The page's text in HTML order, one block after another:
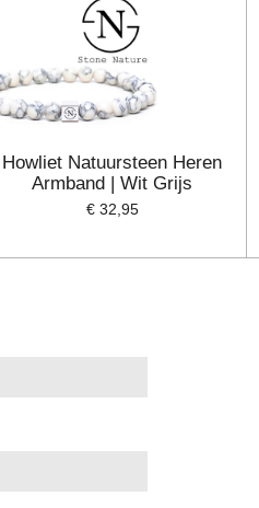
Howliet Natuursteen Heren
Armband | Wit Grijs
€ 32,95